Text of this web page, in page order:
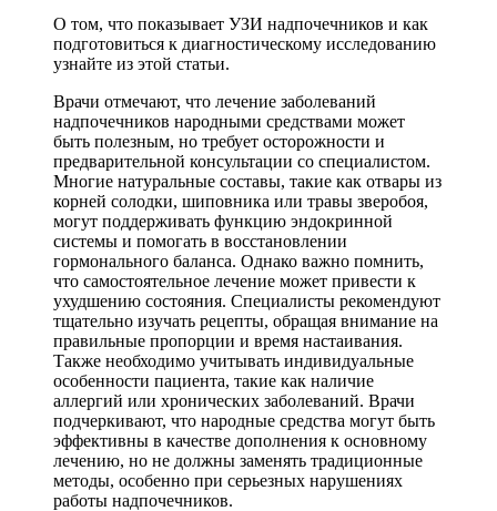
О том, что показывает УЗИ надпочечников и как
подготовиться к диагностическому исследованию
узнайте из этой статьи.
Врачи отмечают, что лечение заболеваний
надпочечников народными средствами может
быть полезным, но требует осторожности и
предварительной консультации со специалистом.
Многие натуральные составы, такие как отвары из
корней солодки, шиповника или травы зверобоя,
могут поддерживать функцию эндокринной
системы и помогать в восстановлении
гормонального баланса. Однако важно помнить,
что самостоятельное лечение может привести к
ухудшению состояния. Специалисты рекомендуют
тщательно изучать рецепты, обращая внимание на
правильные пропорции и время настаивания.
Также необходимо учитывать индивидуальные
особенности пациента, такие как наличие
аллергий или хронических заболеваний. Врачи
подчеркивают, что народные средства могут быть
эффективны в качестве дополнения к основному
лечению, но не должны заменять традиционные
методы, особенно при серьезных нарушениях
работы надпочечников.